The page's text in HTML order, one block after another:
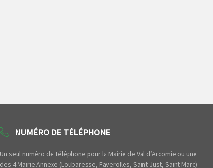
NUMÉRO DE TÉLÉPHONE
Un seul numéro de téléphone pour la Mairie de Val d’Arcomie ou une
des 4 Mairie Annexe (Loubaresse, Faverolles, Saint Just, Saint Marc)